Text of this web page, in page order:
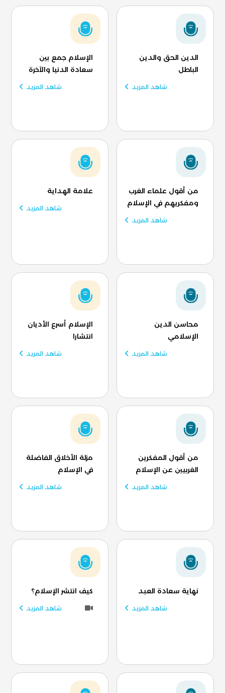
الدين الحق والدين
الباطل
شاهد المزيد
الإسلام جمع بين
سعادة الدنيا والآخرة
شاهد المزيد
من أقول علماء الغرب
ومفكريهم في الإسلام
شاهد المزيد
علامة الهداية
شاهد المزيد
محاسن الدين
الإسلامي
شاهد المزيد
الإسلام أسرع الأديان
انتشارا
شاهد المزيد
من أقول المفكرين
الغربيين عن الإسلام
شاهد المزيد
مزلة الأخلاق الفاضلة
في الإسلام
شاهد المزيد
نهاية سعادة العبد
شاهد المزيد
كيف انتشر الإسلام؟
شاهد المزيد